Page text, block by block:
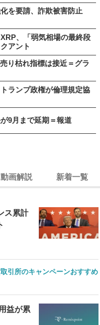
を要請、詐欺被害防止
、「弱気相場の最終段
アント
り枯れ指標は接近＝グラ
ランプ政権が倫理規定協
9月まで延期＝報道
動画解説 新着一覧
ス累計
引所のキャンペーンおすすめ
益が累